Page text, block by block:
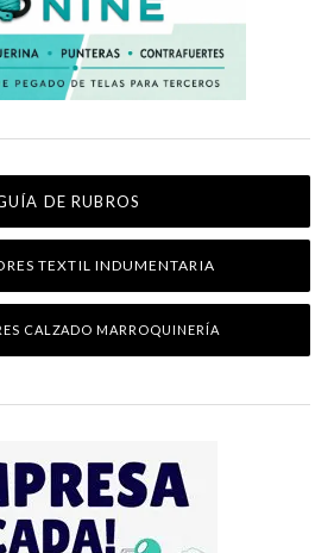
DE RUBROS
TEXTIL INDUMENTARIA
CALZADO MARROQUINERÍA